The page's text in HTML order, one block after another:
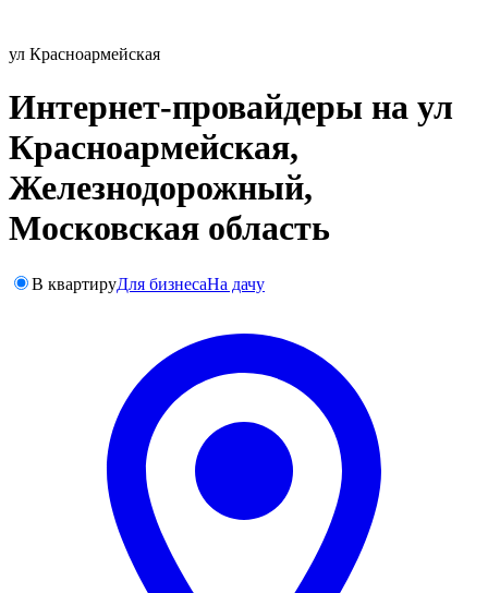
ул Красноармейская
Интернет-провайдеры на ул
Красноармейская,
Железнодорожный,
Московская область
В квартируДля бизнесаНа дачу